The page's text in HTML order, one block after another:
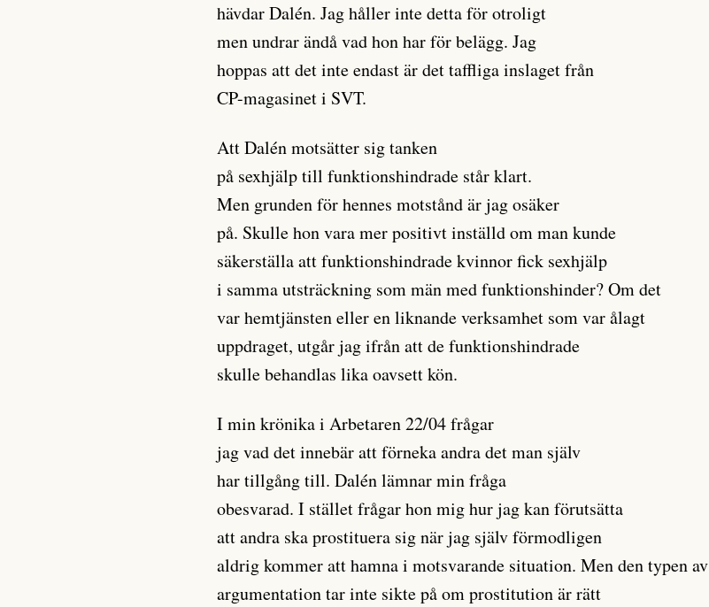
hävdar Dalén. Jag håller inte detta för otroligt
men undrar ändå vad hon har för belägg. Jag
hoppas att det inte endast är det taffliga inslaget från
CP-magasinet i SVT.
Att Dalén motsätter sig tanken
på sexhjälp till funktionshindrade står klart.
Men grunden för hennes motstånd är jag osäker
på. Skulle hon vara mer positivt inställd om man kunde
säkerställa att funktionshindrade kvinnor fick sexhjälp
i samma utsträckning som män med funktionshinder? Om det
var hemtjänsten eller en liknande verksamhet som var ålagt
uppdraget, utgår jag ifrån att de funktionshindrade
skulle behandlas lika oavsett kön.
I min krönika i Arbetaren 22/04 frågar
jag vad det innebär att förneka andra det man själv
har tillgång till. Dalén lämnar min fråga
obesvarad. I stället frågar hon mig hur jag kan förutsätta
att andra ska prostituera sig när jag själv förmodligen
aldrig kommer att hamna i motsvarande situation. Men den typen av
argumentation tar inte sikte på om prostitution är rätt